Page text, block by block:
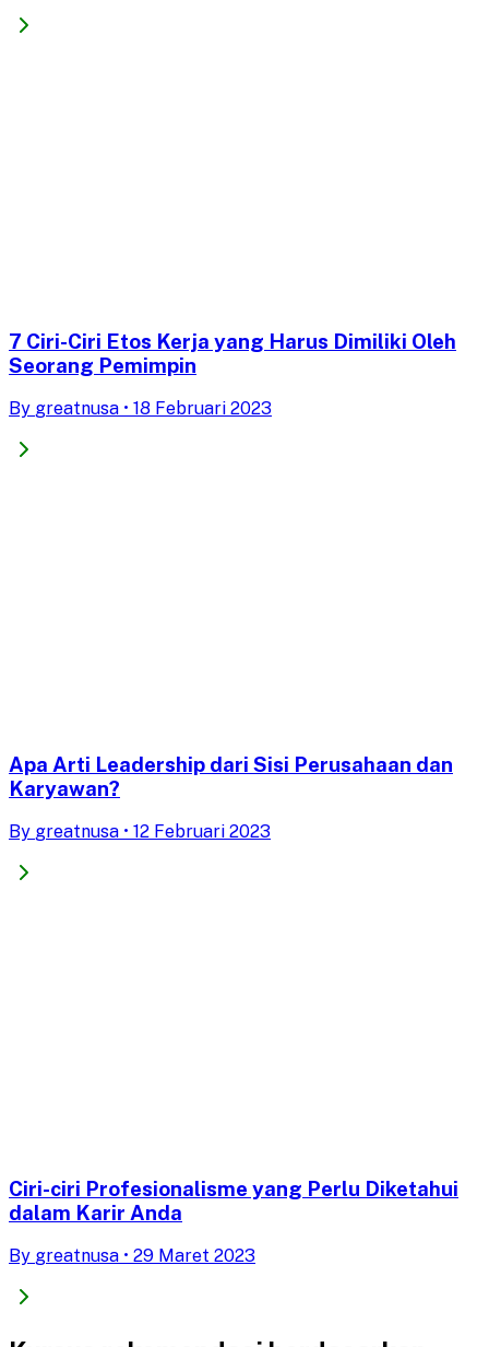
7 Ciri-Ciri Etos Kerja yang Harus Dimiliki Oleh
Seorang Pemimpin
By greatnusa • 18 Februari 2023
Apa Arti Leadership dari Sisi Perusahaan dan
Karyawan?
By greatnusa • 12 Februari 2023
Ciri-ciri Profesionalisme yang Perlu Diketahui
dalam Karir Anda
By greatnusa • 29 Maret 2023